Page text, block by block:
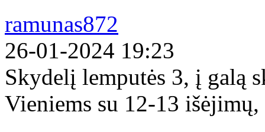
ramunas872
26-01-2024 19:23
Skydelį lemputės 3, į galą
Vieniems su 12-13 išėjimų,